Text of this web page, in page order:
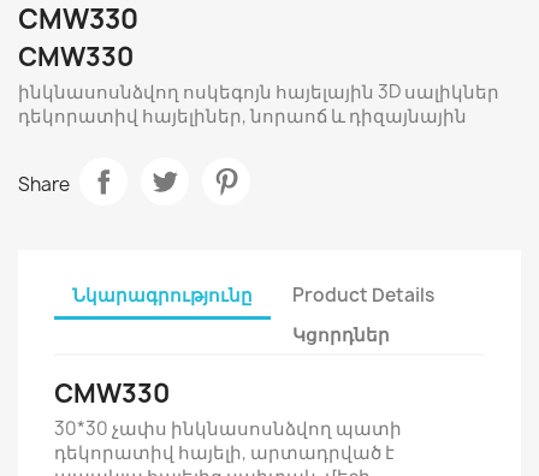
CMW330
CMW330
ինկնասոսնձվող ոսկեգոյն հայելային 3D սալիկներ
դեկորատիվ հայելիներ, նորաոճ և դիզայնային
Share
Նկարագրությունը
Product Details
Կցորդներ
CMW330
30*30 չափս ինկնասոսնձվող պատի
դեկորատիվ հայելի, արտադրված է